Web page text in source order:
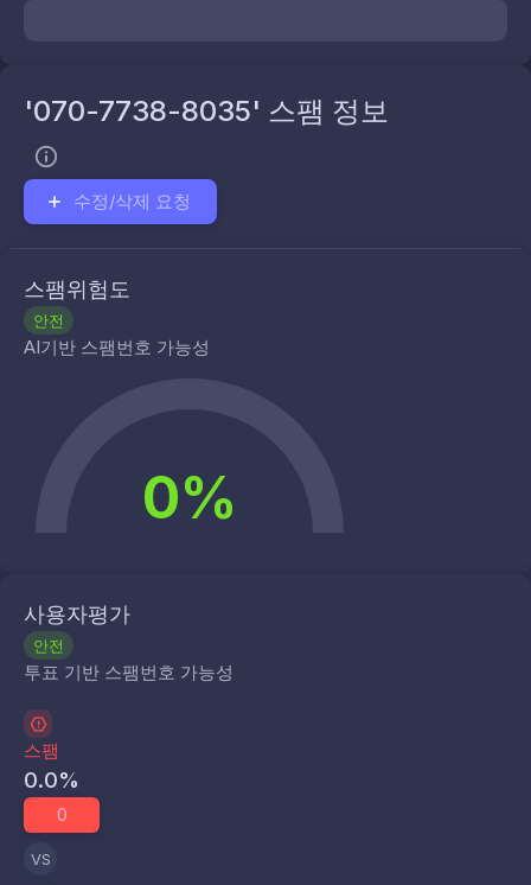
'070-7738-8035' 스팸 정보
수정/삭제 요청
스팸위험도
안전
AI기반 스팸번호 가능성
0%
사용자평가
안전
투표 기반 스팸번호 가능성
스팸
0.0%
0
VS